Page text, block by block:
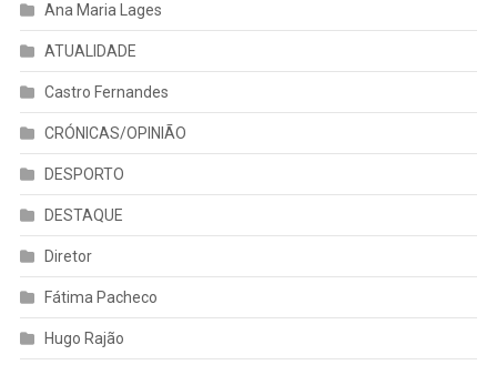
Ana Maria Lages
ATUALIDADE
Castro Fernandes
CRÓNICAS/OPINIÃO
DESPORTO
DESTAQUE
Diretor
Fátima Pacheco
Hugo Rajão